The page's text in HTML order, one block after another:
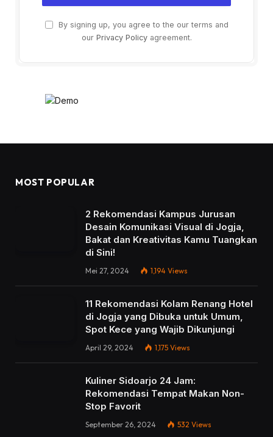
By signing up, you agree to the our terms and
our Privacy Policyagreement.
MOST POPULAR
2 Rekomendasi Kampus Jurusan
Desain Komunikasi Visual di Jogja,
Bakat dan Kreativitas Kamu Tuangkan
di Sini!
Mei 27, 2024 1,194 Views
11 Rekomendasi Kolam Renang Hotel
di Jogja yang Dibuka untuk Umum,
Spot Kece yang Wajib Dikunjungi
April 29, 2024 1,175 Views
Kuliner Sidoarjo 24 Jam:
Rekomendasi Tempat Makan Non-
Stop Favorit
September 26, 2024 532 Views